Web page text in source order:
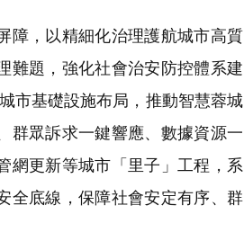
障，以精細化治理護航城市高質
難題，強化社會治安防控體系建
市基礎設施布局，推動智慧蓉城
群眾訴求一鍵響應、數據資源一
網更新等城市「里子」工程，系
全底線，保障社會安定有序、群